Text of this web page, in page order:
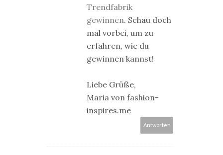
Trendfabrik
gewinnen. Schau doch
mal vorbei, um zu
erfahren, wie du
gewinnen kannst!
Liebe Grüße,
Maria von fashion-
inspires.me
Antworten